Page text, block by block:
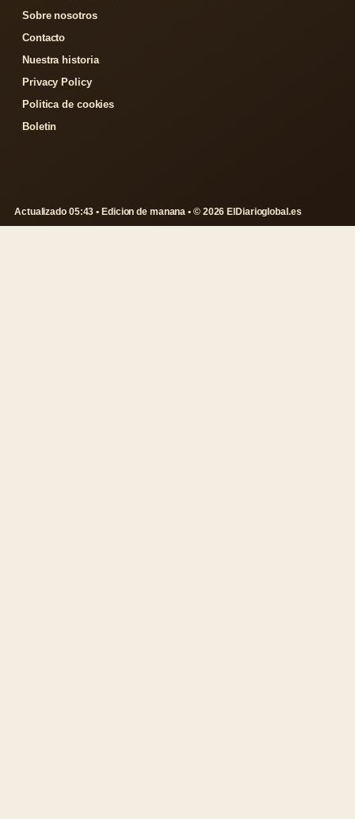
Sobre nosotros
Contacto
Nuestra historia
Privacy Policy
Politica de cookies
Boletin
Actualizado 05:43 • Edicion de manana • © 2026 ElDiarioglobal.es